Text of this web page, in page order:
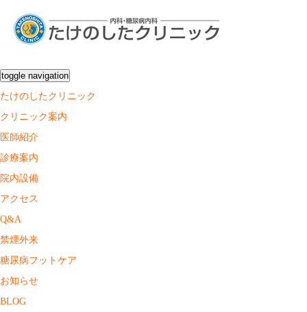
toggle navigation
たけのしたクリニック
クリニック案内
医師紹介
診療案内
院内設備
アクセス
Q&A
禁煙外来
糖尿病フットケア
お知らせ
BLOG